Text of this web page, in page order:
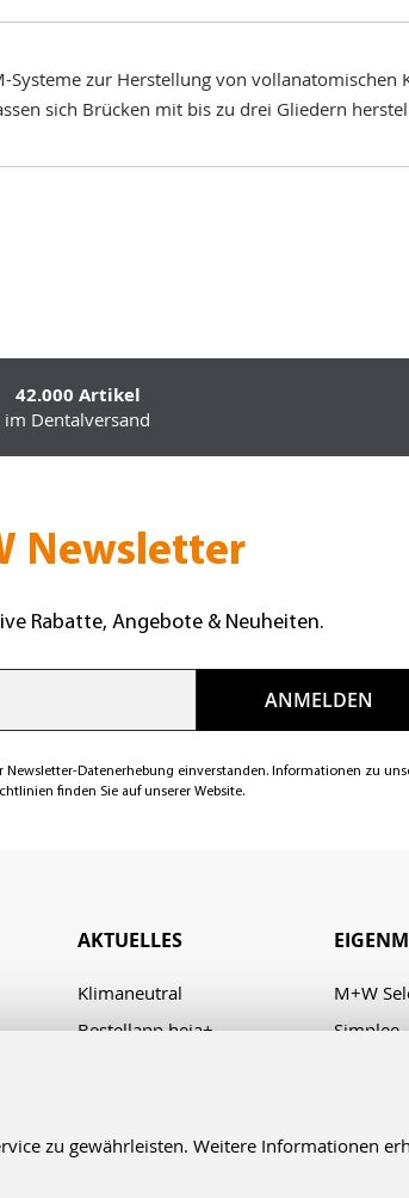
zu gewährleisten. Weitere Informationen
zur Herstellung von vollanatomischen
sich Brücken mit bis zu drei Gliedern
42.000 Artikel
im Dentalversand
Newsletter
Rabatte, Angebote & Neuheiten.
Datenerhebung einverstanden. Informationen zu
finden Sie auf unserer Website.
AKTUELLES
Klimaneutral
Bestellapp heja+
M+W
Simplee